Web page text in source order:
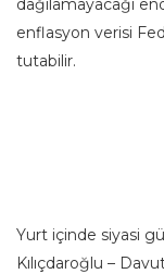
dağılamayacağı
enflasyon verisi Fed
tutabilir.
Yurt içinde siyasi
Kılıçdaroğlu –